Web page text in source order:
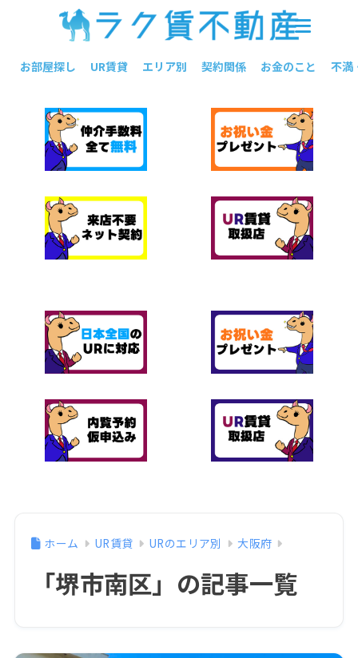
お部屋探し UR賃貸 エリア別 契約関係 お金のこと 不満
ホーム UR賃貸 URのエリア別 大阪府
「堺市南区」の記事一覧